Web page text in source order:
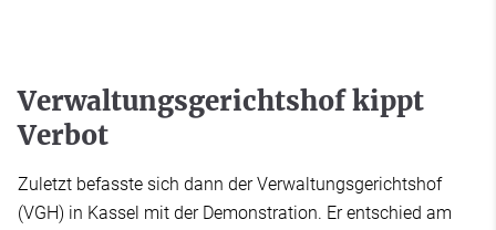
Verwaltungsgerichtshof kippt
Verbot
Zuletzt befasste sich dann der Verwaltungsgerichtshof
(VGH) in Kassel mit der Demonstration. Er entschied am